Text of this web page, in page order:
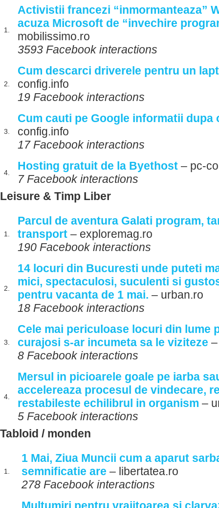
1.
Activistii francezi “inmormanteaza”
acuza Microsoft de “invechire
mobilissimo.ro
3593 Facebook interactions
2.
Cum descarci driverele pentru un
config.info
19 Facebook interactions
3.
Cum cauti pe Google informatii dupa
config.info
17 Facebook interactions
4.
Hosting gratuit de la Byethost – pc-
7 Facebook interactions
Leisure & Timp Liber
1.
Parcul de aventura Galati program,
transport – exploremag.ro
190 Facebook interactions
2.
14 locuri din Bucuresti unde puteti
mici, spectaculosi, suculenti si
pentru vacanta de 1 mai. – urban.ro
18 Facebook interactions
3.
Cele mai periculoase locuri din lume
curajosi s-ar incumeta sa le viziteze
8 Facebook interactions
4.
Mersul in picioarele goale pe iarba
accelereaza procesul de vindecare,
restabileste echilibrul in organism –
5 Facebook interactions
Tabloid / monden
1.
1 Mai, Ziua Muncii cum a aparut
semnificatie are – libertatea.ro
278 Facebook interactions